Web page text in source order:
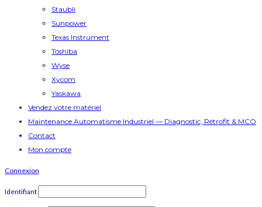
Staubli
Sunpower
Texas Instrument
Toshiba
Wyse
Xycom
Yaskawa
Vendez votre matériel
Maintenance Automatisme Industriel — Diagnostic, Rétrofit & MCO
Contact
Mon compte
Connexion
Identifiant